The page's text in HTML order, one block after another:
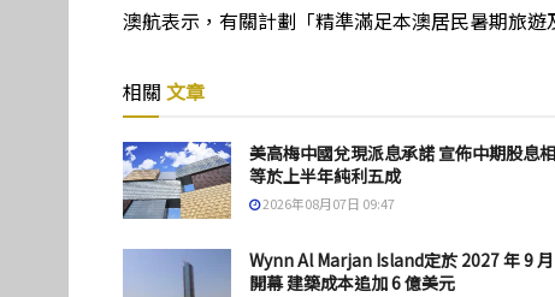
澳航表示，有關計劃「精準滿足本澳居民暑期旅
相關 文章
美高梅中國兌現派息承諾 宣佈中期股息相
等於上半年純利五成
2026年08月07日 09:47
Wynn Al Marjan Island定於 2027 年 9 月
開幕 建築成本追加 6 億美元